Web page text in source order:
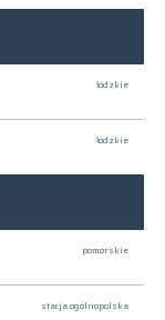
łódzkie
łódzkie
pomorskie
stacja ogólnopolska